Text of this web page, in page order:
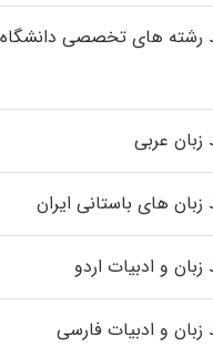
رﺷﺘﻪ ﻫﺎی تخصصی داﻧﺸﮕﺎه
زبان عربی
های باستانی ایران
و ادبیات اردو
و ادبیات فارسی